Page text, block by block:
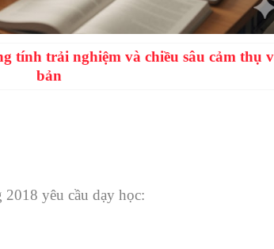
tính trải nghiệm và chiều sâu cảm thụ
bản
yêu cầu dạy học: